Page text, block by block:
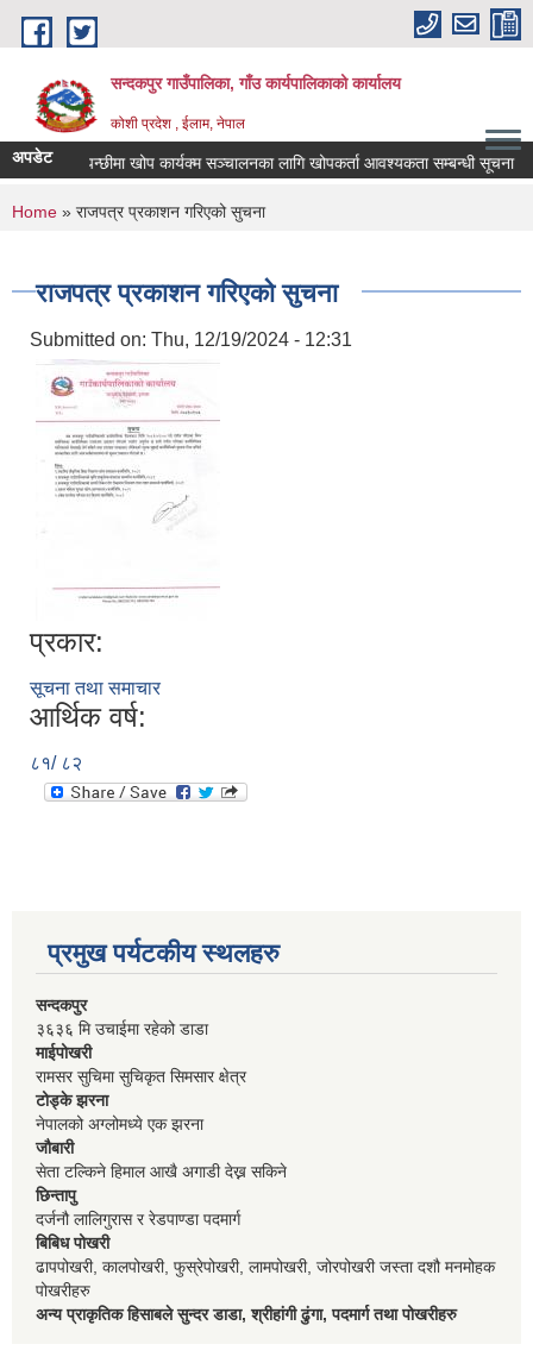
Skip to main content
सन्दकपुर गाउँपालिका, गाँउ कार्यपालिकाको कार्यालय
कोशी प्रदेश , ईलाम, नेपाल
अपडेटपशुपन्छीमा खोप कार्यक्म सञ्चालनका लागि खोपकर्ता आवश्यकता सम्बन्धी सूचना
You are here
Home » राजपत्र प्रकाशन गरिएको सुचना
राजपत्र प्रकाशन गरिएको सुचना
Submitted on: Thu, 12/19/2024 - 12:31
प्रकार:
सूचना तथा समाचार
आर्थिक वर्ष:
८१/ ८२
प्रमुख पर्यटकीय स्थलहरु
सन्दकपुर
३६३६ मि उचाईमा रहेको डाडा
माईपोखरी
रामसर सुचिमा सुचिकृत सिमसार क्षेत्र
टोड्के झरना
नेपालको अग्लोमध्ये एक झरना
जौबारी
सेता टल्किने हिमाल आखै अगाडी देख्न सकिने
छिन्तापु
दर्जनौ लालिगुरास र रेडपाण्डा पदमार्ग
बिबिध पोखरी
ढापपोखरी, कालपोखरी, फुस्रेपोखरी, लामपोखरी, जोरपोखरी जस्ता दशौ मनमोहक
पोखरीहरु
अन्य प्राकृतिक हिसाबले सुन्दर डाडा, श्रीहांगी ढुंगा, पदमार्ग तथा पोखरीहरु